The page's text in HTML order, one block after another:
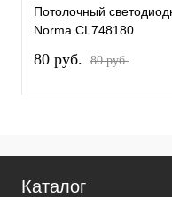
Потолочный
Norma CL748180
80 pуб. 80 pуб.
Каталог